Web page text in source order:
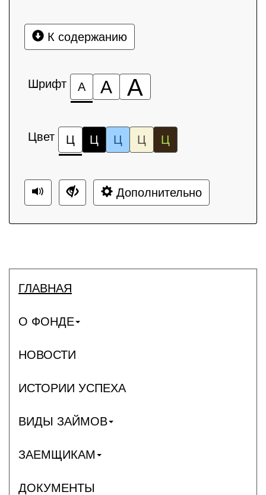
К содержанию
Шрифт А А А
Цвет Ц Ц Ц Ц Ц
Дополнительно
ГЛАВНАЯ
О ФОНДЕ
НОВОСТИ
ИСТОРИИ УСПЕХА
ВИДЫ ЗАЙМОВ
ЗАЕМЩИКАМ
ДОКУМЕНТЫ